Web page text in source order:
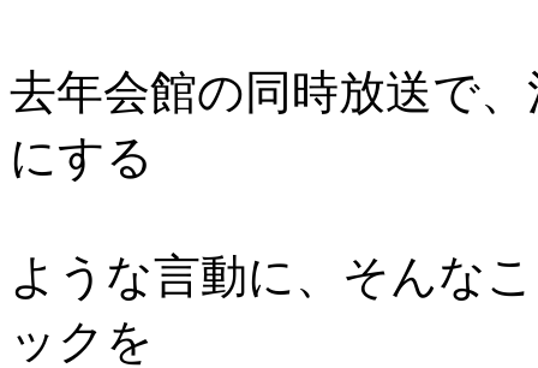
去年会館の同時放送で
にする
ような言動に、そんな
ックを